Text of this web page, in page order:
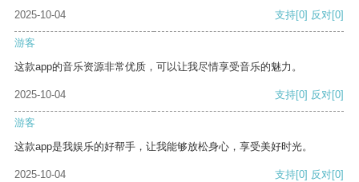
2025-10-04 支持[0] 反对[0]
游客
这款app的音乐资源非常优质，可以让我尽情享受音乐的魅力。
2025-10-04 支持[0] 反对[0]
游客
这款app是我娱乐的好帮手，让我能够放松身心，享受美好时光。
2025-10-04 支持[0] 反对[0]